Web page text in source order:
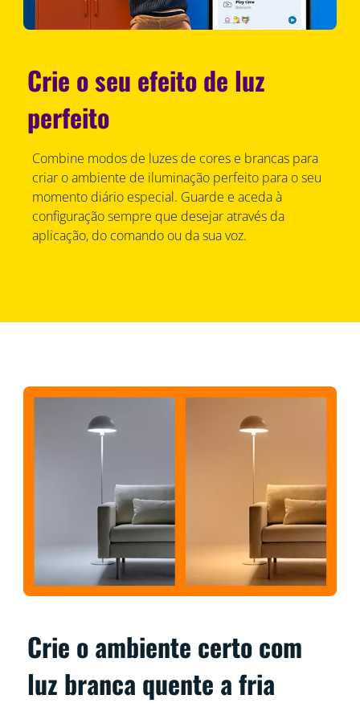
Crie o seu efeito de luz
perfeito
Combine modos de luzes de cores e brancas para
criar o ambiente de iluminação perfeito para o seu
momento diário especial. Guarde e aceda à
configuração sempre que desejar através da
aplicação, do comando ou da sua voz.
Crie o ambiente certo com
luz branca quente a fria